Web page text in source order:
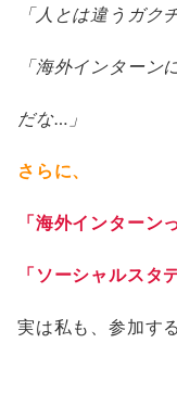
「人とは違うガク
「海外インター
だな…」
さらに、
「海外インターン
「ソーシャルスタ
実は私も、参加す